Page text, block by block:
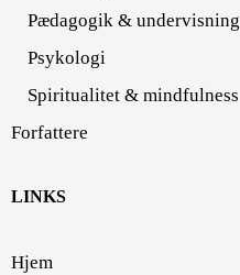
Pædagogik & undervisning
Psykologi
Spiritualitet & mindfulness
Forfattere
LINKS
Hjem